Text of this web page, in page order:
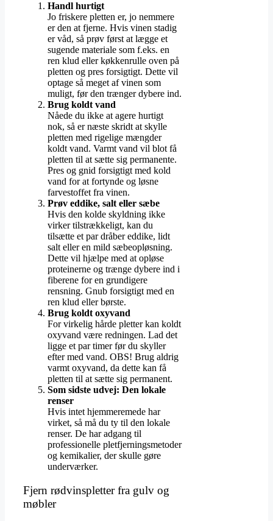
Handl hurtigt
Jo friskere pletten er, jo nemmere
er den at fjerne. Hvis vinen stadig
er våd, så prøv først at lægge et
sugende materiale som f.eks. en
ren klud eller køkkenrulle oven på
pletten og pres forsigtigt. Dette vil
optage så meget af vinen som
muligt, før den trænger dybere ind.
Brug koldt vand
Nåede du ikke at agere hurtigt
nok, så er næste skridt at skylle
pletten med rigelige mængder
koldt vand. Varmt vand vil blot få
pletten til at sætte sig permanente.
Pres og gnid forsigtigt med kold
vand for at fortynde og løsne
farvestoffet fra vinen.
Prøv eddike, salt eller sæbe
Hvis den kolde skyldning ikke
virker tilstrækkeligt, kan du
tilsætte et par dråber eddike, lidt
salt eller en mild sæbeopløsning.
Dette vil hjælpe med at opløse
proteinerne og trænge dybere ind i
fiberene for en grundigere
rensning. Gnub forsigtigt med en
ren klud eller børste.
Brug koldt oxyvand
For virkelig hårde pletter kan koldt
oxyvand være redningen. Lad det
ligge et par timer før du skyller
efter med vand. OBS! Brug aldrig
varmt oxyvand, da dette kan få
pletten til at sætte sig permanent.
Som sidste udvej: Den lokale
renser
Hvis intet hjemmeremede har
virket, så må du ty til den lokale
renser. De har adgang til
professionelle pletfjerningsmetoder
og kemikalier, der skulle gøre
underværker.
Fjern rødvinspletter fra gulv og
møbler